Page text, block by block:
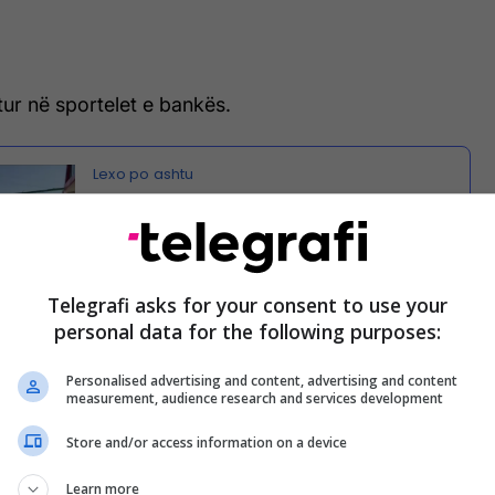
në sportelet e bankës.
arratisen hajdutët
kryer grabitjen mesditën e djeshme dhe janë
me një automjet tip “Volkswagen”.
të Koplikut në drejtim të Bajzës është gjetur një
të cilën dyshohet se është kryer grabitja e
Telegrafi asks for your consent to use your
personal data for the following purposes:
Personalised advertising and content, advertising and content
measurement, audience research and services development
Store and/or access information on a device
Learn more